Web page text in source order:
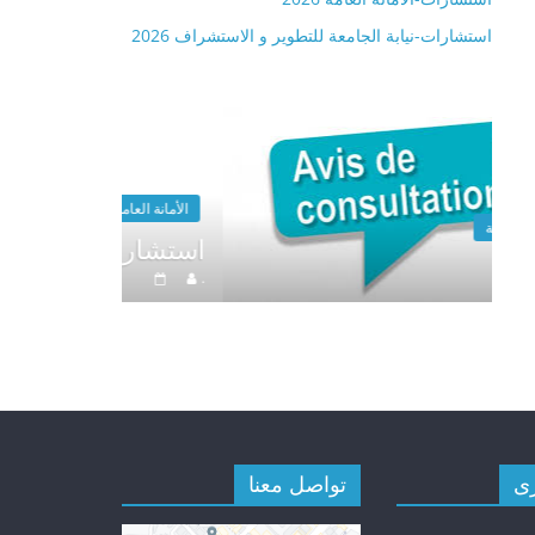
استشارات-نيابة الجامعة للتطوير و الاستشراف 2026
الأمانة العامة
تواصل معنا